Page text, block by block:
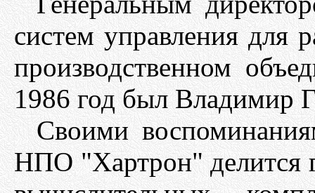
систем управления для
производственном
1986 год был Владимир
Своими
НПО "Хартрон" делится